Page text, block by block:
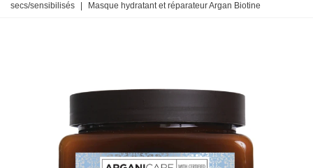
secs/sensibilisés
Masque hydratant et réparateur Argan Biotine